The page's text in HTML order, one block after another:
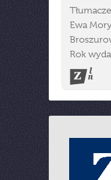
Ewa
Rok